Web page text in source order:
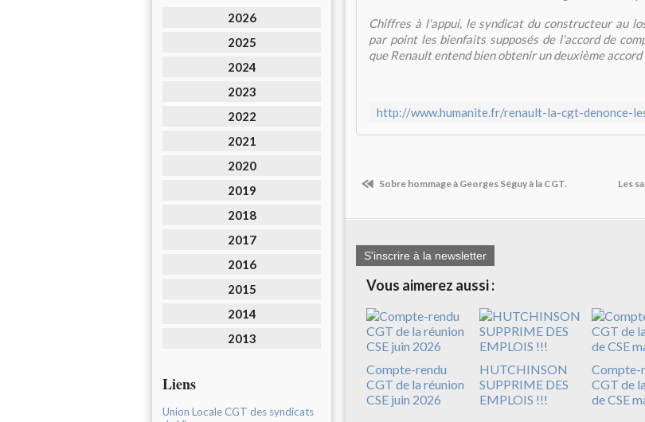
2026
2025
2024
2023
2022
2021
2020
2019
2018
2017
2016
2015
2014
2013
Liens
Union Locale CGT des syndicats
Chiffres à l'appui, le syndicat du constructeur au
par point les bienfaits supposés de l'accord de
que Renault entend bien obtenir un deuxième accord
Sobre hommage à Georges Séguy à la CGT. Les
S'inscrire à la newsletter
Vous aimerez aussi :
Compte-rendu
CGT de la réunion
CSE juin 2026
HUTCHINSON
SUPPRIME DES
EMPLOIS !!!
Compte-
CGT de
de CSE